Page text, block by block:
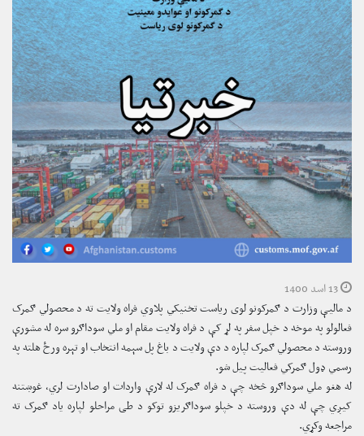
د مالیې وزارت د ګمرکونو لوی ریاست تخنیکي پلاوي فراه ولایت ته د محصولي ګمرک
فعالولو په موخه د خپل سفر په لړ کې د فراه ولایت مقام او ملي سوداګرو سره له مشورې
وروسته د محصولي ګمرک لپاره د دې ولایت د باغ پل سېمه انتخاب او تېره ورځ هلته په
رسمي ډول ګمرکي فعالیت پیل شو.
له هغو ملي سوداګرو څخه چې د فراه ګمرک له لارې واردات او صادارت لري، غوښتنه
کیږي چې له دې وروسته د خپلو سوداګریزو توکو د طی مراحلو لپاره یاد ګمرک ته
مراجعه وکړي.